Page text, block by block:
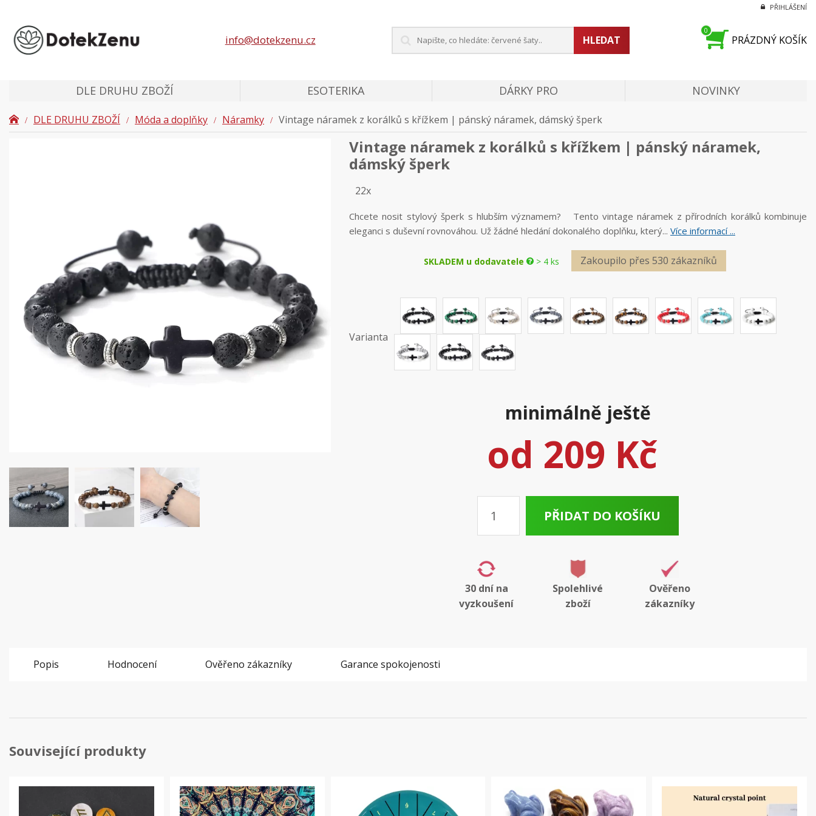
info@dotekzenu.cz HLEDAT
PŘIHLÁŠENÍ
0
PRÁZDNÝ KOŠÍK
DLE DRUHU ZBOŽÍ ESOTERIKA DÁRKY PRO NOVINKY
DLE DRUHU ZBOŽÍ Móda a doplňky Náramky Vintage náramek z korálků s křížkem | pánský náramek, dámský šperk
Vintage náramek z korálků s křížkem | pánský náramek,
dámský šperk
22x
Chcete nosit stylový šperk s hlubším významem? Tento vintage náramek z přírodních korálků kombinuje
eleganci s duševní rovnováhou. Už žádné hledání dokonalého doplňku, který... Více informací ...
SKLADEM u dodavatele > 4 ks Zakoupilo přes 530 zákazníků
Varianta
minimálně ještě
od 209 Kč
PŘIDAT DO KOŠÍKU
30 dní na
vyzkoušení
Spolehlivé
zboží
Ověřeno
zákazníky
Popis Hodnocení Ověřeno zákazníky Garance spokojenosti
Související produkty